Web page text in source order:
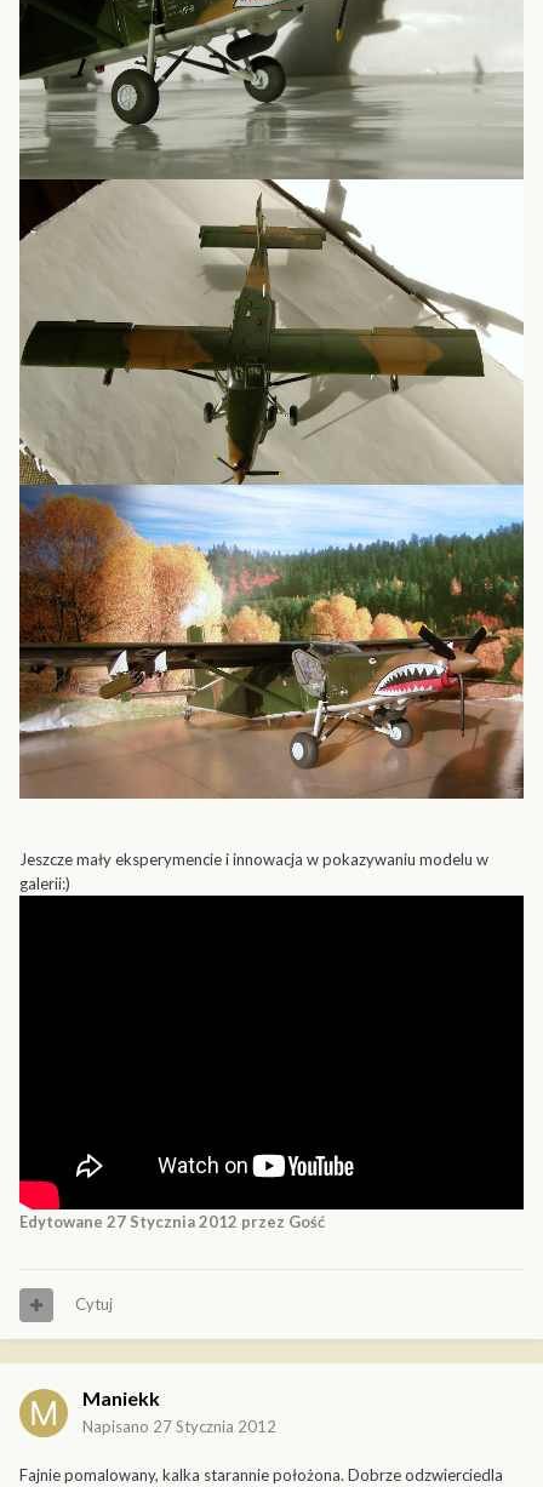
Jeszcze mały eksperymencie i innowacja w pokazywaniu modelu w
galerii:)
Edytowane 27 Stycznia 2012 przez Gość
Cytuj
Maniekk
Napisano 27 Stycznia 2012
Fajnie pomalowany, kalka starannie położona. Dobrze odzwierciedla